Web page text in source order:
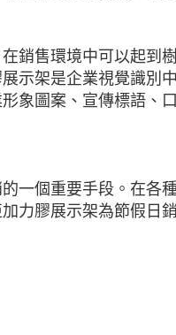
銷售環境中可以起到
示架是企業視覺識別
象圖案、宣傳標語、
一個重要手段。在各
力膠展示架為節假日